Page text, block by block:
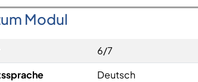
Modul
6/7
Deutsch